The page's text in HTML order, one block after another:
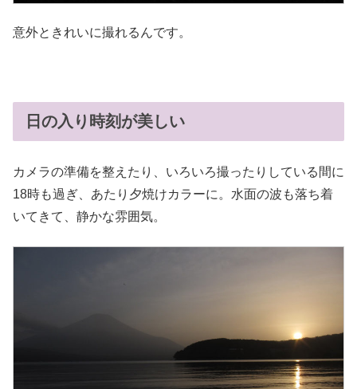
意外ときれいに撮れるんです。
日の入り時刻が美しい
カメラの準備を整えたり、いろいろ撮ったりしている間に
18時も過ぎ、あたり夕焼けカラーに。水面の波も落ち着
いてきて、静かな雰囲気。